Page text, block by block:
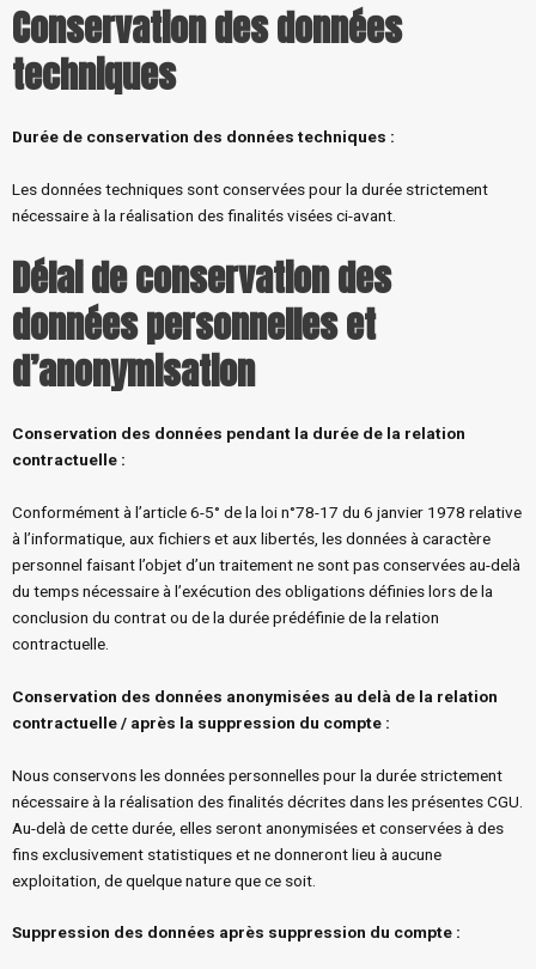
Conservation des données
techniques
Durée de conservation des données techniques :
Les données techniques sont conservées pour la durée strictement
nécessaire à la réalisation des finalités visées ci-avant.
Délai de conservation des
données personnelles et
d’anonymisation
Conservation des données pendant la durée de la relation
contractuelle :
Conformément à l’article 6-5° de la loi n°78-17 du 6 janvier 1978 relative
à l’informatique, aux fichiers et aux libertés, les données à caractère
personnel faisant l’objet d’un traitement ne sont pas conservées au-delà
du temps nécessaire à l’exécution des obligations définies lors de la
conclusion du contrat ou de la durée prédéfinie de la relation
contractuelle.
Conservation des données anonymisées au delà de la relation
contractuelle / après la suppression du compte :
Nous conservons les données personnelles pour la durée strictement
nécessaire à la réalisation des finalités décrites dans les présentes CGU.
Au-delà de cette durée, elles seront anonymisées et conservées à des
fins exclusivement statistiques et ne donneront lieu à aucune
exploitation, de quelque nature que ce soit.
Suppression des données après suppression du compte :